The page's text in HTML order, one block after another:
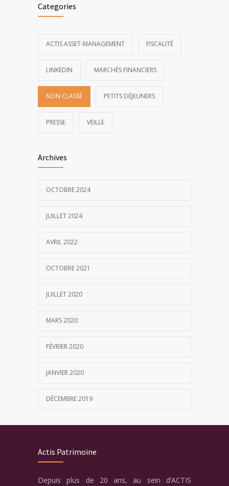
Categories
ACTIS ASSET-MANAGEMENT FISCALITÉ
LINKEDIN MARCHÉS FINANCIERS
NON CLASSÉ PETITS DÉJEUNERS
PRESSE VEILLE
Archives
OCTOBRE 2024
JUILLET 2024
AVRIL 2022
OCTOBRE 2021
JUILLET 2020
MARS 2020
FÉVRIER 2020
JANVIER 2020
DÉCEMBRE 2019
Actis Patrimoine
Depuis plus de 20 ans, au sein d’ACTIS